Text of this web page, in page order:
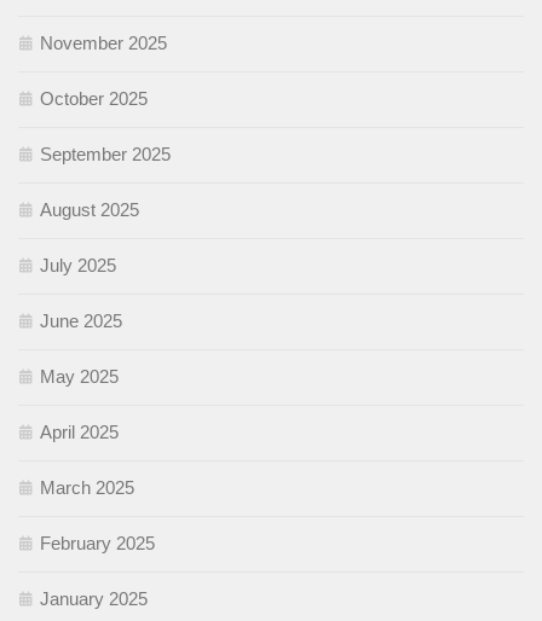
November 2025
October 2025
September 2025
August 2025
July 2025
June 2025
May 2025
April 2025
March 2025
February 2025
January 2025